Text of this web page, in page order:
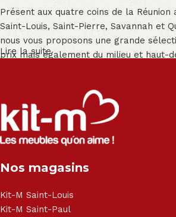
Présent aux quatre coins de la Réunion
Saint-Louis, Saint-Pierre, Savannah et
nous vous proposons une grande
prix mais également du milieu et haut-
Salon angle - Salon convertible - Salon
Canapé lit - Cuisine sur-mesure -
et chaise - Meuble de salle de bain -
Électroménager - Télévision led -
- Matelas - Hifi Hitachi, LG, Sharp,
Haier, Sony, Cecotec, Westpoint, Dyson.
Lire la suite
Nos magasins
Kit-M Saint-Louis
Kit-M Saint-Paul